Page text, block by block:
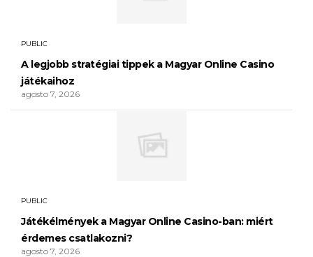
PUBLIC
A legjobb stratégiai tippek a Magyar Online Casino
játékaihoz
agosto 7, 2026
PUBLIC
Játékélmények a Magyar Online Casino-ban: miért
érdemes csatlakozni?
agosto 7, 2026